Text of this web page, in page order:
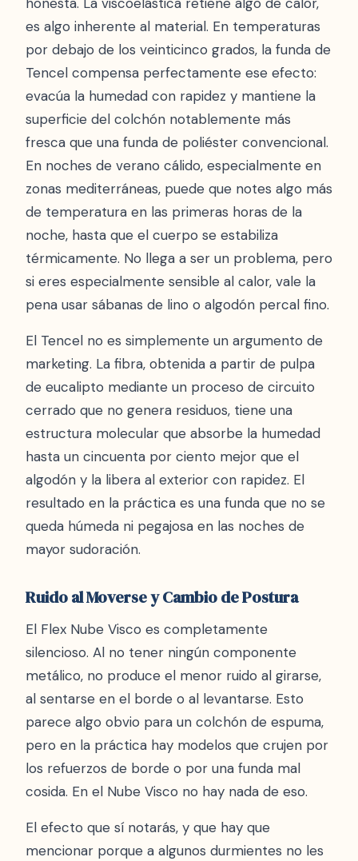
es algo inherente al material. En temperaturas
por debajo de los veinticinco grados, la funda de
Tencel compensa perfectamente ese efecto:
evacúa la humedad con rapidez y mantiene la
superficie del colchón notablemente más
fresca que una funda de poliéster convencional.
En noches de verano cálido, especialmente en
zonas mediterráneas, puede que notes algo más
de temperatura en las primeras horas de la
noche, hasta que el cuerpo se estabiliza
térmicamente. No llega a ser un problema, pero
si eres especialmente sensible al calor, vale la
pena usar sábanas de lino o algodón percal fino.
El Tencel no es simplemente un argumento de
marketing. La fibra, obtenida a partir de pulpa
de eucalipto mediante un proceso de circuito
cerrado que no genera residuos, tiene una
estructura molecular que absorbe la humedad
hasta un cincuenta por ciento mejor que el
algodón y la libera al exterior con rapidez. El
resultado en la práctica es una funda que no se
queda húmeda ni pegajosa en las noches de
mayor sudoración.
Ruido al Moverse y Cambio de Postura
El Flex Nube Visco es completamente
silencioso. Al no tener ningún componente
metálico, no produce el menor ruido al girarse,
al sentarse en el borde o al levantarse. Esto
parece algo obvio para un colchón de espuma,
pero en la práctica hay modelos que crujen por
los refuerzos de borde o por una funda mal
cosida. En el Nube Visco no hay nada de eso.
El efecto que sí notarás, y que hay que
mencionar porque a algunos durmientes no les